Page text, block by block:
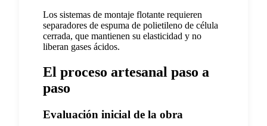
Los sistemas de montaje flotante requieren
separadores de espuma de polietileno de célula
cerrada, que mantienen su elasticidad y no
liberan gases ácidos.
El proceso artesanal paso a
paso
Evaluación inicial de la obra